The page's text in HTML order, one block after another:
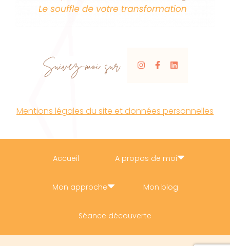
Suivez-moi sur
Mentions légales du site et données personnelles
Accueil A propos de moi
Mon approche Mon blog
Séance découverte